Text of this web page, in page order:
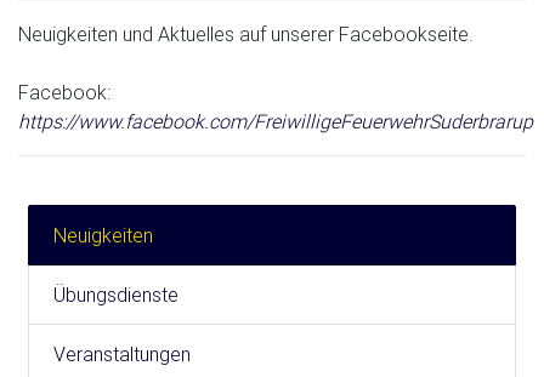
Neuigkeiten und Aktuelles auf unserer Facebookseite.
Facebook:
https://www.facebook.com/FreiwilligeFeuerwehrSuderbrarup
Neuigkeiten
Übungsdienste
Veranstaltungen